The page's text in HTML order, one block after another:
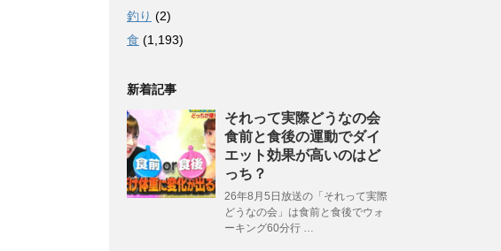
釣り (2)
食 (1,193)
新着記事
それって実際どうなの会
食前と食後の運動でダイ
エット効果が高いのはど
っち？
26年8月5日放送の「それって実際
どうなの会」は食前と食後でウォ
ーキング60分行 …